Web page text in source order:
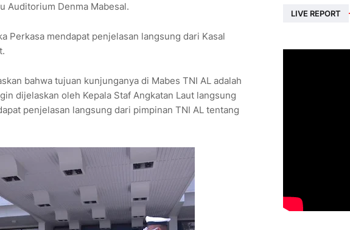
Auditorium Denma Mabesal.
Perkasa mendapat penjelasan langsung dari Kasal
bahwa tujuan kunjunganya di Mabes TNI AL adalah
dijelaskan oleh Kepala Staf Angkatan Laut langsung
penjelasan langsung dari pimpinan TNI AL tentang
LIVE REPORT